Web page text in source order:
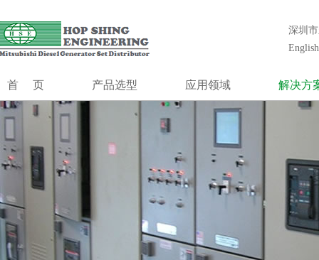
统工程设计、安装、调试、维护和大修等一站式解决方案。
合成工程
MGS系列
MGS-HV系列
MOG
并机控制
切换开关
深圳
English
首页 产品选型 应用领域 解决方
MGS系列 通信行业
金融行业
机场及航空管制
独立柴油发电站
低压升
噪声控
模块式